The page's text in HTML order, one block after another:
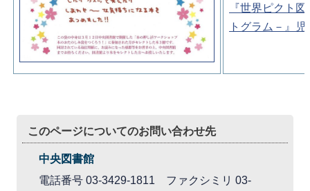
『世界ピクト
トグラム－』
このページについてのお問い合わせ先
中央図書館
電話番号 03-3429-1811 ファクシミリ 03-